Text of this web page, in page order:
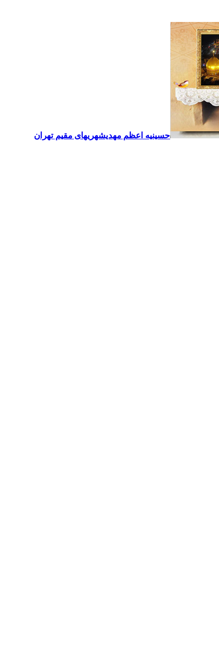
حسینیه اعظم مهدیشهریهای مقیم تهران